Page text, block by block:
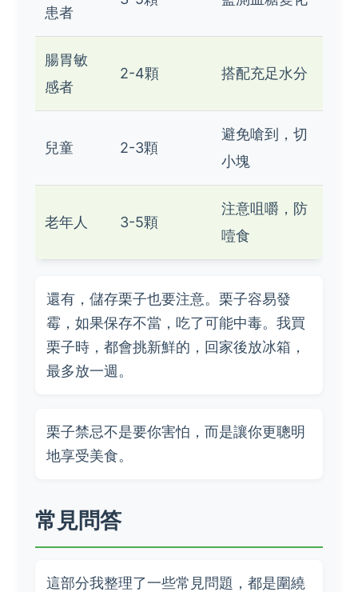
患者
腸胃敏
感者
2-4顆 搭配充足水分
兒童 2-3顆
避免嗆到，切
小塊
老年人 3-5顆
注意咀嚼，防
噎食
還有，儲存栗子也要注意。栗子容易發
霉，如果保存不當，吃了可能中毒。我買
栗子時，都會挑新鮮的，回家後放冰箱，
最多放一週。
栗子禁忌不是要你害怕，而是讓你更聰明
地享受美食。
常見問答
這部分我整理了一些常見問題，都是圍繞